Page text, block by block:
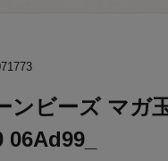
ンビーズ マガ